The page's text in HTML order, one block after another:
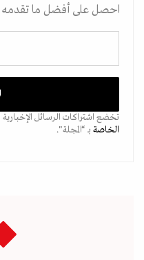
احصل على أفضل ما تقدمه
تخضع اشتراكات الرسائل
الخاصة بـ “المجلة".